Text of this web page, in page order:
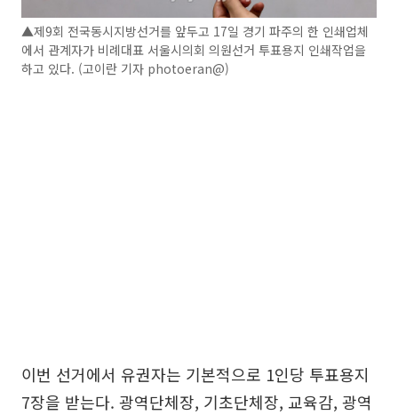
▲제9회 전국동시지방선거를 앞두고 17일 경기 파주의 한 인쇄업체
에서 관계자가 비례대표 서울시의회 의원선거 투표용지 인쇄작업을
하고 있다. (고이란 기자 photoeran@)
이번 선거에서 유권자는 기본적으로 1인당 투표용지
7장을 받는다. 광역단체장, 기초단체장, 교육감, 광역